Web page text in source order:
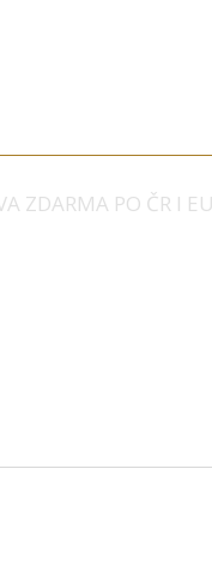
ZDARMA PO ČR I